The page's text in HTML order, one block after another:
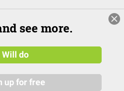
see more.
Will do
up for free